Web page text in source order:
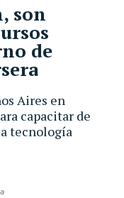
Aires en
capacitar de
tecnología
son
de